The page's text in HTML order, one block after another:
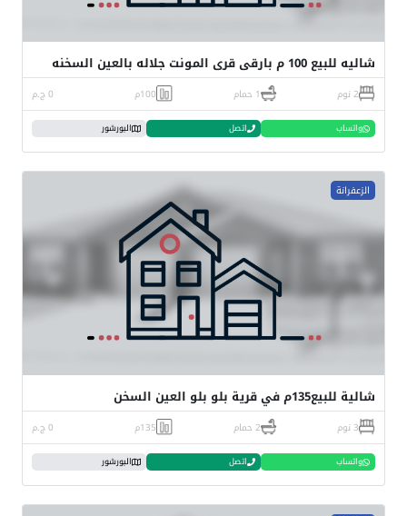
شاليه للبيع 100 م بارقى قرى المونت جلاله بالعين السخنه
2 نوم 1 حمام 100م 0 ج.م
واتساب اتصل البورشور
الزعفرانة
شالية للبيع135م في قرية بلو بلو العين السخن
3 نوم 2 حمام 135م 0 ج.م
واتساب اتصل البورشور